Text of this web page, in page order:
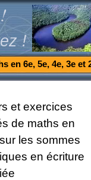
!
en 6e, 5e, 4e, 3e et